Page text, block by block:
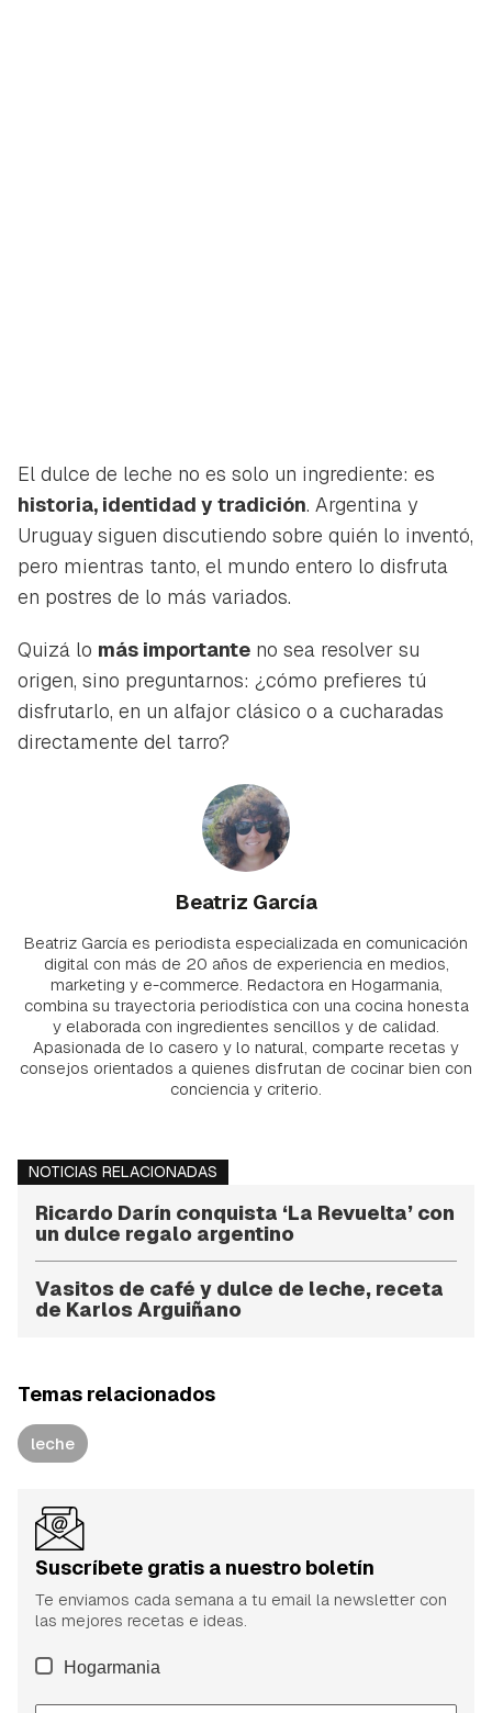
El dulce de leche no es solo un ingrediente: es
historia, identidad y tradición. Argentina y
Uruguay siguen discutiendo sobre quién lo inventó,
pero mientras tanto, el mundo entero lo disfruta
en postres de lo más variados.
Quizá lo más importante no sea resolver su
origen, sino preguntarnos: ¿cómo prefieres tú
disfrutarlo, en un alfajor clásico o a cucharadas
directamente del tarro?
Beatriz García
Beatriz García es periodista especializada en comunicación
digital con más de 20 años de experiencia en medios,
marketing y e-commerce. Redactora en Hogarmania,
combina su trayectoria periodística con una cocina honesta
y elaborada con ingredientes sencillos y de calidad.
Apasionada de lo casero y lo natural, comparte recetas y
consejos orientados a quienes disfrutan de cocinar bien con
conciencia y criterio.
NOTICIAS RELACIONADAS
Ricardo Darín conquista ‘La Revuelta’ con
un dulce regalo argentino
Vasitos de café y dulce de leche, receta
de Karlos Arguiñano
Temas relacionados
leche
Suscríbete gratis a nuestro boletín
Te enviamos cada semana a tu email la newsletter con
las mejores recetas e ideas.
Hogarmania